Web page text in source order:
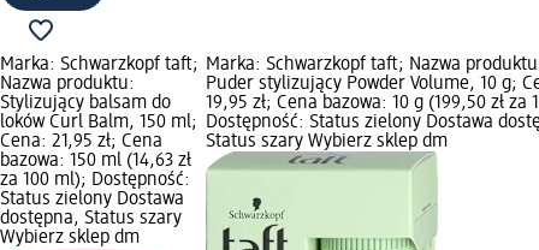
Marka: Schwarzkopf taft;
Nazwa produktu:
Stylizujący balsam do
loków Curl Balm, 150 ml;
Cena: 21,95 zł; Cena
bazowa: 150 ml (14,63 zł
za 100 ml); Dostępność:
Status zielony Dostawa
dostępna, Status szary
Wybierz sklep dm
Marka: Schwarzkopf taft; Nazwa
Puder stylizujący Powder Volume, 10 g;
19,95 zł; Cena bazowa: 10 g (199,50 zł za
Dostępność: Status zielony Dostawa
Status szary Wybierz sklep dm